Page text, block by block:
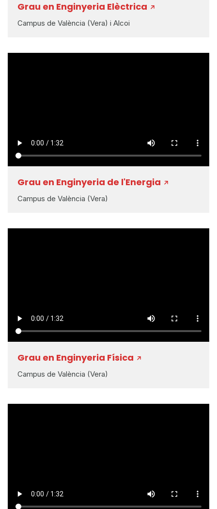
Grau en Enginyeria Elèctrica
Campus de València (Vera) i Alcoi
Grau en Enginyeria de l'Energia
Campus de València (Vera)
Grau en Enginyeria Física
Campus de València (Vera)